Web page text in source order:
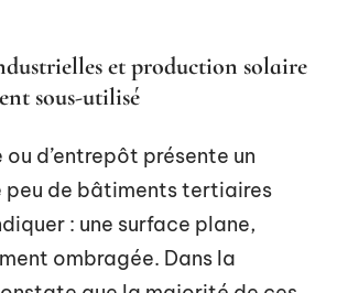
et production solaire
sous-utilisé
ou d’entrepôt présente un
peu de bâtiments tertiaires
: une surface plane,
ombragée. Dans la